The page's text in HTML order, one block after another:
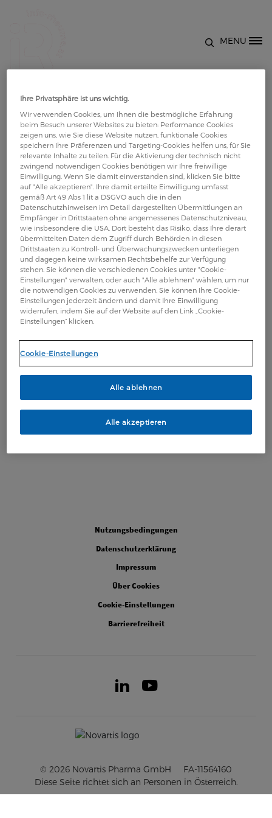
MENU
zum Dehnen der Muskulatur
Bewegung bei Rheuma: Das Video erklärt Übungen
zur Dehnung für Bein, Gesäßmuskulatur
anschaulich und praxisnah. Es behandelt die
wichtigsten Grundlagen, zeigt konkrete Beispiele
und vermittelt hilfreiche Tipps für die Anwendung
zu Hause.
Nutzungsbedingungen
Datenschutzerklärung
Impressum
Über Cookies
Cookie-Einstellungen
Barrierefreiheit
LinkedIn
© 2026 Novartis Pharma GmbH
FA-11564160
Diese Seite richtet sich an Personen in Österreich.
Ihre Privatsphäre ist uns wichtig.
Wir verwenden Cookies, um Ihnen die bestmögliche Erfahrung
beim Besuch unserer Websites zu bieten: Performance Cookies
zeigen uns, wie Sie diese Website nutzen, funktionale Cookies
speichern Ihre Präferenzen und Targeting-Cookies helfen uns, für Sie
relevante Inhalte zu teilen. Für die Aktivierung der technisch nicht
zwingend notwendigen Cookies benötigen wir Ihre freiwillige
Einwilligung. Wenn Sie damit einverstanden sind, klicken Sie bitte
auf "Alle akzeptieren". Ihre damit erteilte Einwilligung umfasst
gemäß Art 49 Abs 1 lit a DSGVO auch die in den
Datenschutzhinweisen im Detail dargestellten Übermittlungen an
Empfänger in Drittstaaten ohne angemessenes Datenschutzniveau,
wie insbesondere die USA. Dort besteht das Risiko, dass Ihre derart
übermittelten Daten dem Zugriff durch Behörden in diesen
Drittstaaten zu Kontroll- und Überwachungszwecken unterliegen
und dagegen keine wirksamen Rechtsbehelfe zur Verfügung
stehen. Sie können die verschiedenen Cookies unter "Cookie-
Einstellungen" verwalten, oder auch "Alle ablehnen" wählen, um nur
die notwendigen Cookies zu verwenden. Sie können Ihre Cookie-
Einstellungen jederzeit ändern und damit Ihre Einwilligung
widerrufen, indem Sie auf der Website auf den Link „Cookie-
Einstellungen“ klicken.
Cookie-Einstellungen
Alle ablehnen
Alle akzeptieren